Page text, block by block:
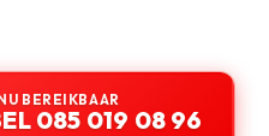
BEREIKBAAR
085 019 08 96